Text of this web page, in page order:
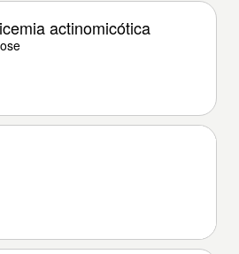
actinomicótica